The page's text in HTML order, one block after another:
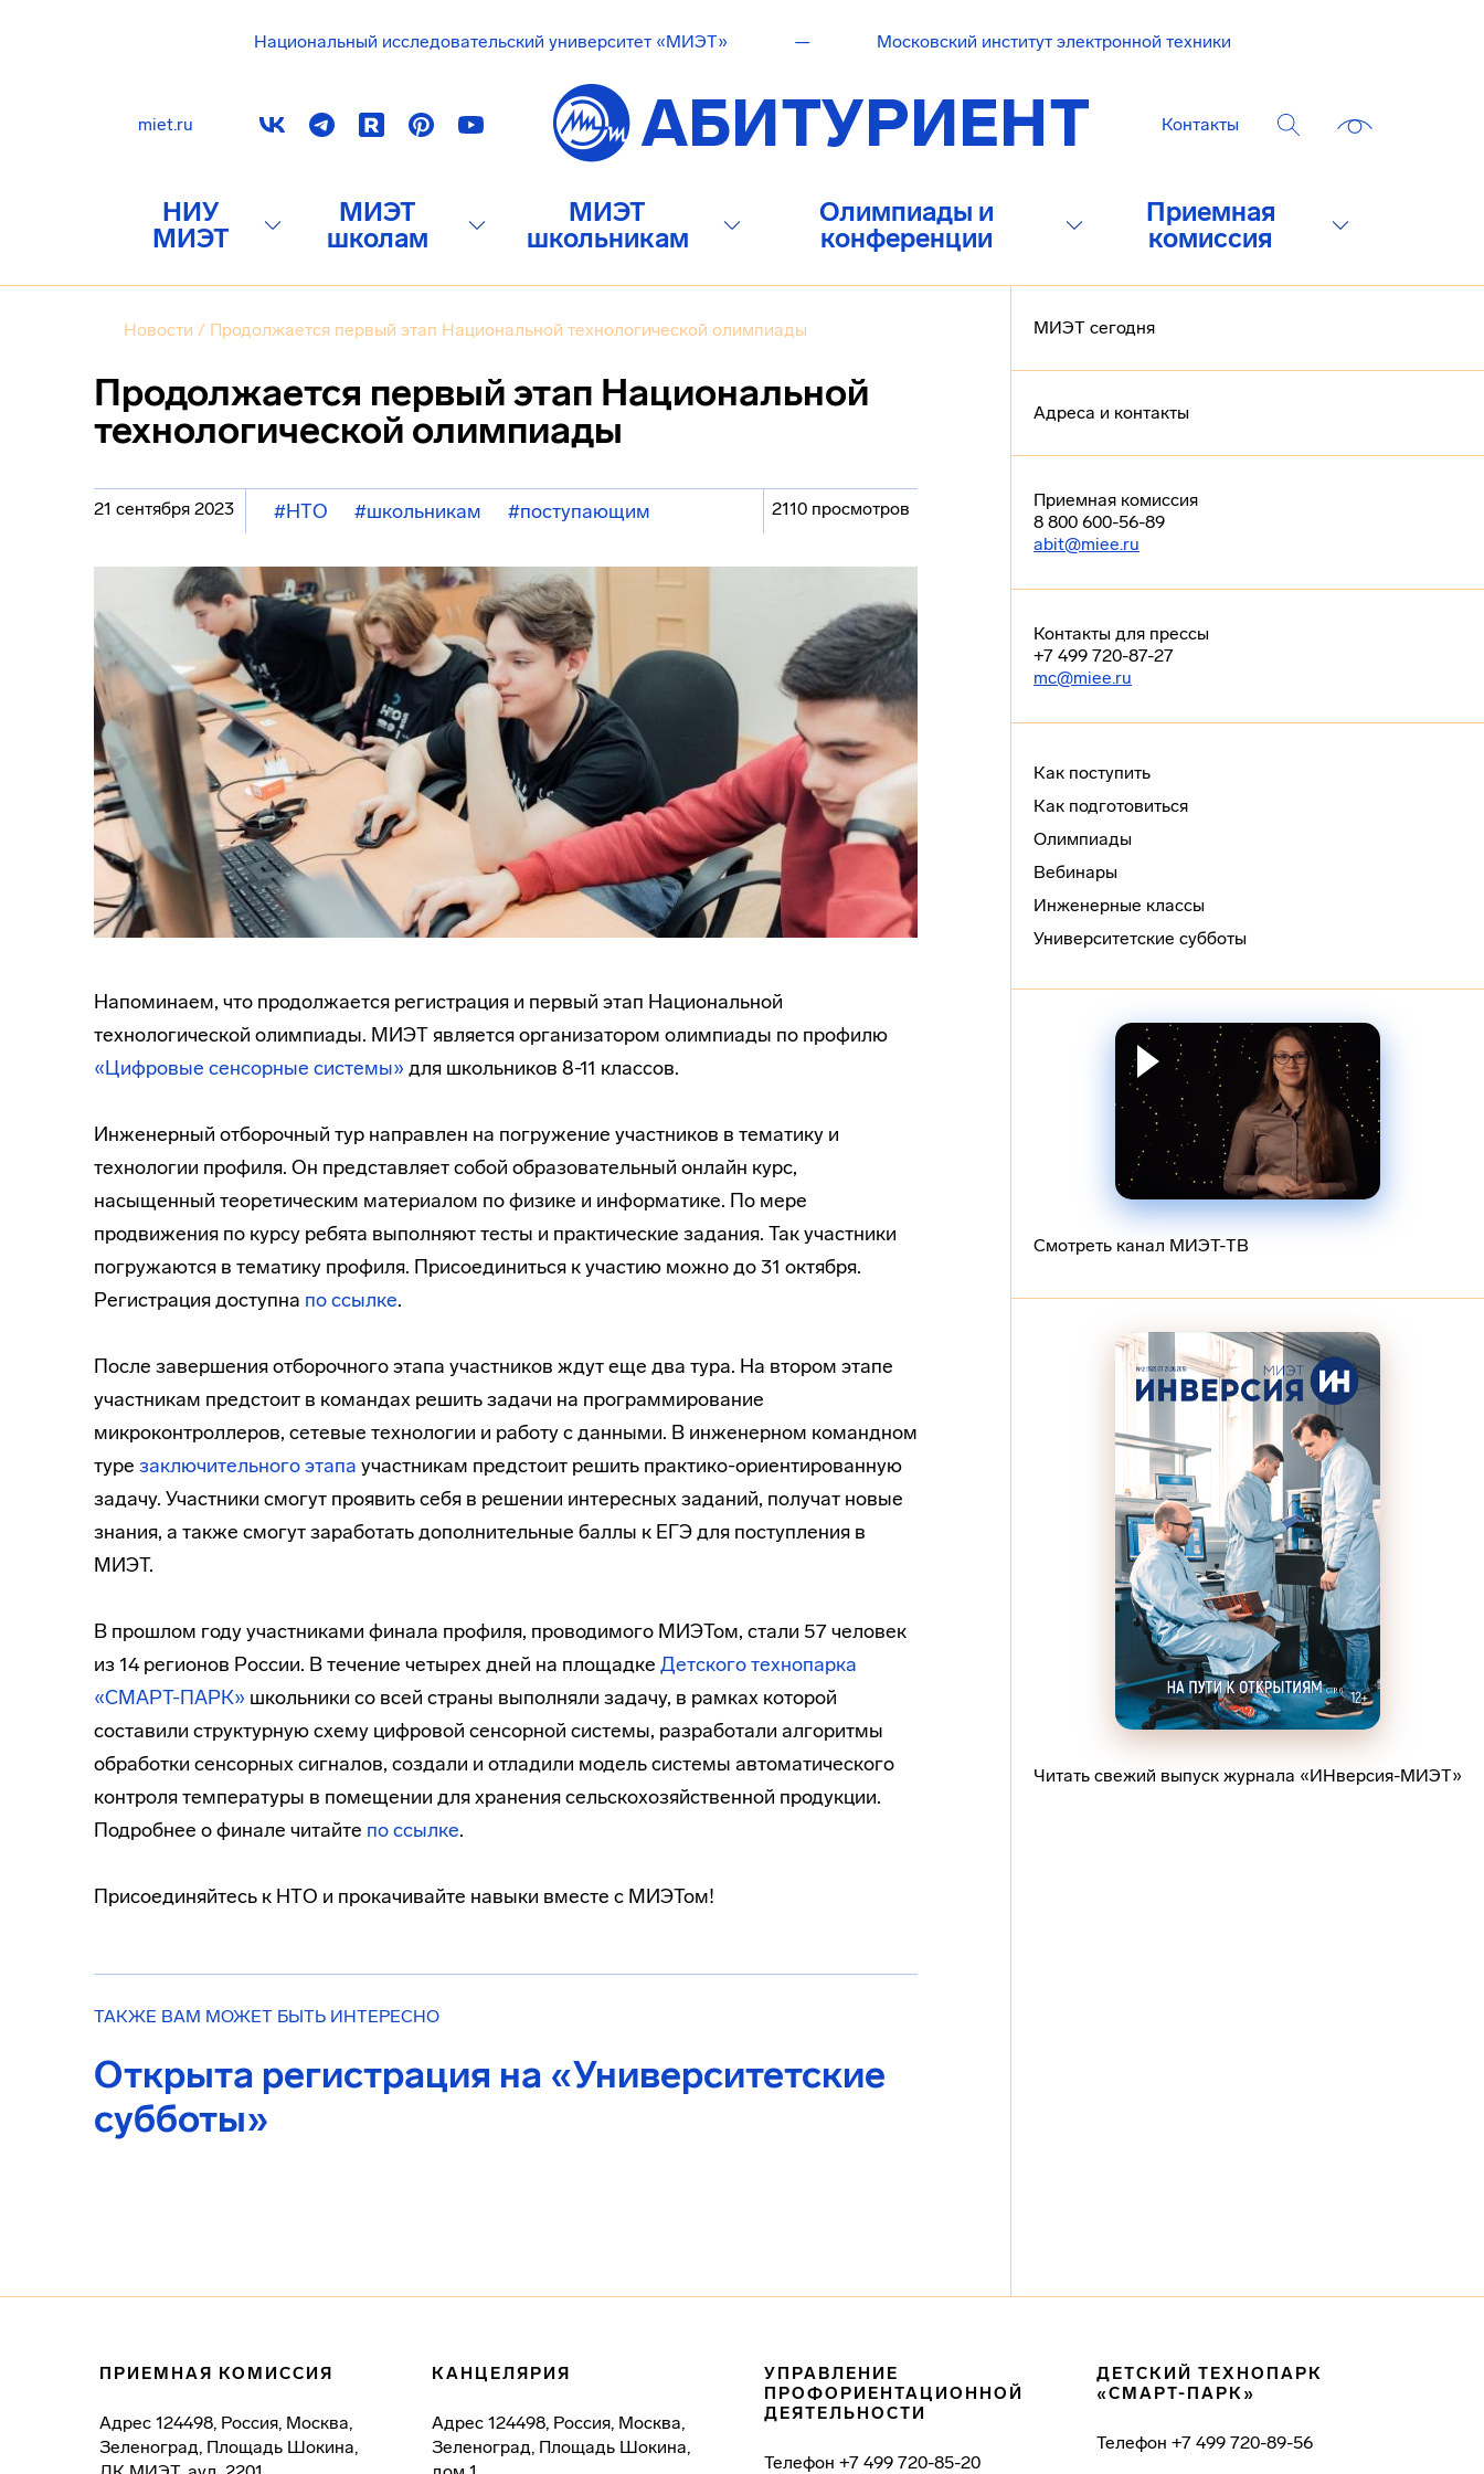
Национальный исследовательский университет «МИЭТ» — Московский институт электронной техники
miet.ru Контакты
НИУ
МИЭТ
МИЭТ
школам
МИЭТ
школьникам
Олимпиады и
конференции
Приемная
комиссия
Новости / Продолжается первый этап Национальной технологической олимпиады
Продолжается первый этап Национальной
технологической олимпиады
21 сентября 2023 #НТО #школьникам #поступающим 2110 просмотров
Напоминаем, что продолжается регистрация и первый этап Национальной
технологической олимпиады. МИЭТ является организатором олимпиады по профилю
«Цифровые сенсорные системы» для школьников 8-11 классов.
Инженерный отборочный тур направлен на погружение участников в тематику и
технологии профиля. Он представляет собой образовательный онлайн курс,
насыщенный теоретическим материалом по физике и информатике. По мере
продвижения по курсу ребята выполняют тесты и практические задания. Так участники
погружаются в тематику профиля. Присоединиться к участию можно до 31 октября.
Регистрация доступна по ссылке.
После завершения отборочного этапа участников ждут еще два тура. На втором этапе
участникам предстоит в командах решить задачи на программирование
микроконтроллеров, сетевые технологии и работу с данными. В инженерном командном
туре заключительного этапа участникам предстоит решить практико-ориентированную
задачу. Участники смогут проявить себя в решении интересных заданий, получат новые
знания, а также смогут заработать дополнительные баллы к ЕГЭ для поступления в
МИЭТ.
В прошлом году участниками финала профиля, проводимого МИЭТом, стали 57 человек
из 14 регионов России. В течение четырех дней на площадке Детского технопарка
«СМАРТ-ПАРК» школьники со всей страны выполняли задачу, в рамках которой
составили структурную схему цифровой сенсорной системы, разработали алгоритмы
обработки сенсорных сигналов, создали и отладили модель системы автоматического
контроля температуры в помещении для хранения сельскохозяйственной продукции.
Подробнее о финале читайте по ссылке.
Присоединяйтесь к НТО и прокачивайте навыки вместе с МИЭТом!
ТАКЖЕ ВАМ МОЖЕТ БЫТЬ ИНТЕРЕСНО
Открыта регистрация на «Университетские
субботы»
МИЭТ сегодня
Адреса и контакты
Приемная комиссия
8 800 600-56-89
abit@miee.ru
Контакты для прессы
+7 499 720-87-27
mc@miee.ru
Как поступить
Как подготовиться
Олимпиады
Вебинары
Инженерные классы
Университетские субботы
Смотреть канал МИЭТ-ТВ
Читать свежий выпуск журнала «ИНверсия-МИЭТ»
ПРИЕМНАЯ КОМИССИЯ
Адрес 124498, Россия, Москва,
Зеленоград, Площадь Шокина,
КАНЦЕЛЯРИЯ
Адрес 124498, Россия, Москва,
Зеленоград, Площадь Шокина,
УПРАВЛЕНИЕ
ПРОФОРИЕНТАЦИОННОЙ
ДЕЯТЕЛЬНОСТИ
Телефон +7 499 720-85-20
ДЕТСКИЙ ТЕХНОПАРК
«СМАРТ-ПАРК»
Телефон +7 499 720-89-56